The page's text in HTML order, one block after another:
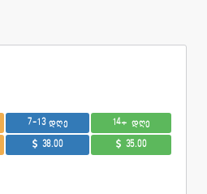
7-13 დღე 14+ დღე
38.00 35.00